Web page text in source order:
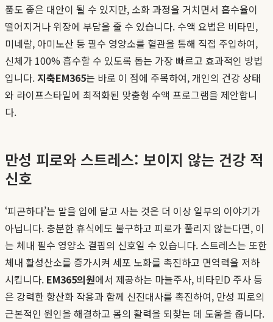
품도 좋은 대안이 될 수 있지만, 소화 과정을 거치면서 흡수율이
떨어지거나 위장에 부담을 줄 수 있습니다. 수액 요법은 비타민,
미네랄, 아미노산 등 필수 영양소를 혈관을 통해 직접 주입하여,
신체가 100% 흡수할 수 있도록 돕는 가장 빠르고 효과적인 방법
입니다. 지축EM365는 바로 이 점에 주목하여, 개인의 건강 상태
와 라이프스타일에 최적화된 맞춤형 수액 프로그램을 제안합니
다.
만성 피로와 스트레스: 보이지 않는 건강 적
신호
‘피곤하다’는 말을 입에 달고 사는 것은 더 이상 일부의 이야기가
아닙니다. 충분한 휴식에도 불구하고 피로가 풀리지 않는다면, 이
는 체내 필수 영양소 결핍의 신호일 수 있습니다. 스트레스는 또한
체내 활성산소를 증가시켜 세포 노화를 촉진하고 면역력을 저하
시킵니다. EM365의원에서 제공하는 마늘주사, 비타민D 주사 등
은 강력한 항산화 작용과 함께 신진대사를 촉진하여, 만성 피로의
근본적인 원인을 해결하고 몸의 활력을 되찾는 데 도움을 줍니다.